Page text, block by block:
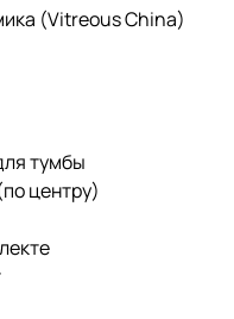
(Vitreous China)
тумбы
центру)